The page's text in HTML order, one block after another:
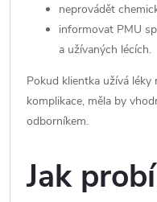
neprovádět
informovat PMU
a užívaných lécích.
Pokud klientka užívá
komplikace, měla by
odborníkem.
Jak